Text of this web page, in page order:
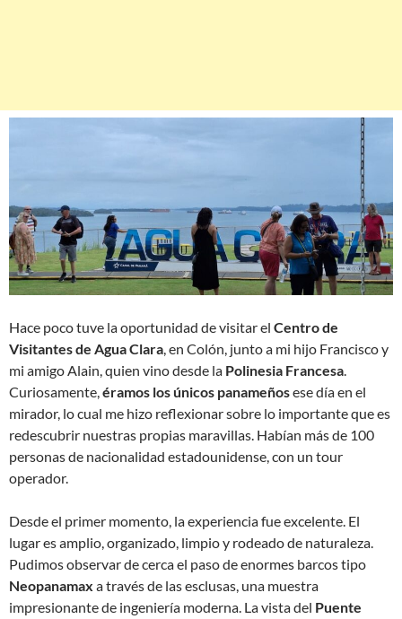
Hace poco tuve la oportunidad de visitar el Centro de
Visitantes de Agua Clara, en Colón, junto a mi hijo Francisco y
mi amigo Alain, quien vino desde la Polinesia Francesa.
Curiosamente,éramos los únicos panameñosese día en el
mirador, lo cual me hizo reflexionar sobre lo importante que es
redescubrir nuestras propias maravillas. Habían más de 100
personas de nacionalidad estadounidense, con un tour
operador.
Desde el primer momento, la experiencia fue excelente. El
lugar es amplio, organizado, limpio y rodeado de naturaleza.
Pudimos observar de cerca el paso de enormes barcos tipo
Neopanamax a través de las esclusas, una muestra
impresionante de ingeniería moderna. La vista del Puente